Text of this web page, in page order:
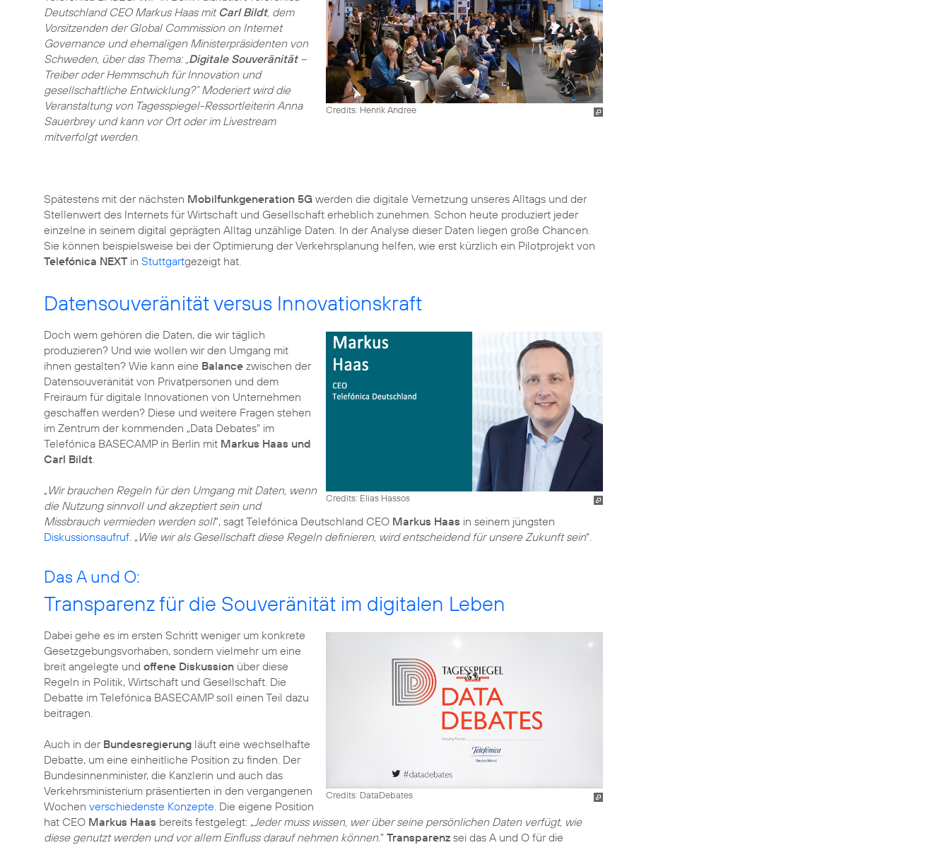
Credits: Henrik Andree
Deutschland CEO Markus Haas mit Carl Bildt, dem
Vorsitzenden der Global Commission on Internet
Governance und ehemaligen Ministerpräsidenten von
Schweden, über das Thema: „Digitale Souveränität–
Treiber oder Hemmschuh für Innovation und
gesellschaftliche Entwicklung?” Moderiert wird die
Veranstaltung von Tagesspiegel-Ressortleiterin Anna
Sauerbrey und kann vor Ort oder im Livestream
mitverfolgt werden.
Spätestens mit der nächsten Mobilfunkgeneration 5G werden die digitale Vernetzung unseres Alltags und der
Stellenwert des Internets für Wirtschaft und Gesellschaft erheblich zunehmen. Schon heute produziert jeder
einzelne in seinem digital geprägten Alltag unzählige Daten. In der Analyse dieser Daten liegen große Chancen.
Sie können beispielsweise bei der Optimierung der Verkehrsplanung helfen, wie erst kürzlich ein Pilotprojekt von
Telefónica NEXT in Stuttgartgezeigt hat.
Datensouveränität versus Innovationskraft
Credits: Elias Hassos
Doch wem gehören die Daten, die wir täglich
produzieren? Und wie wollen wir den Umgang mit
ihnen gestalten? Wie kann eine Balance zwischen der
Datensouveränität von Privatpersonen und dem
Freiraum für digitale Innovationen von Unternehmen
geschaffen werden? Diese und weitere Fragen stehen
im Zentrum der kommenden „Data Debates“ im
Telefónica BASECAMP in Berlin mit Markus Haas und
Carl Bildt.
„ Wir brauchen Regeln für den Umgang mit Daten, wenn
die Nutzung sinnvoll und akzeptiert sein und
Missbrauch vermieden werden soll”, sagt Telefónica Deutschland CEO Markus Haas in seinem jüngsten
Diskussionsaufruf. „ Wie wir als Gesellschaft diese Regeln definieren, wird entscheidend für unsere Zukunft sein“.
Das A und O:
Transparenz für die Souveränität im digitalen Leben
Credits: DataDebates
Dabei gehe es im ersten Schritt weniger um konkrete
Gesetzgebungsvorhaben, sondern vielmehr um eine
breit angelegte und offene Diskussion über diese
Regeln in Politik, Wirtschaft und Gesellschaft. Die
Debatte im Telefónica BASECAMP soll einen Teil dazu
beitragen.
Auch in der Bundesregierung läuft eine wechselhafte
Debatte, um eine einheitliche Position zu finden. Der
Bundesinnenminister, die Kanzlerin und auch das
Verkehrsministerium präsentierten in den vergangenen
Wochen verschiedenste Konzepte. Die eigene Position
hat CEO Markus Haas bereits festgelegt: „Jeder muss wissen, wer über seine persönlichen Daten verfügt, wie
diese genutzt werden und vor allem Einfluss darauf nehmen können.” Transparenz sei das A und O für die